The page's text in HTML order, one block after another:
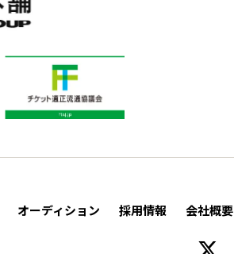
オーディション 採用情報 会社概要